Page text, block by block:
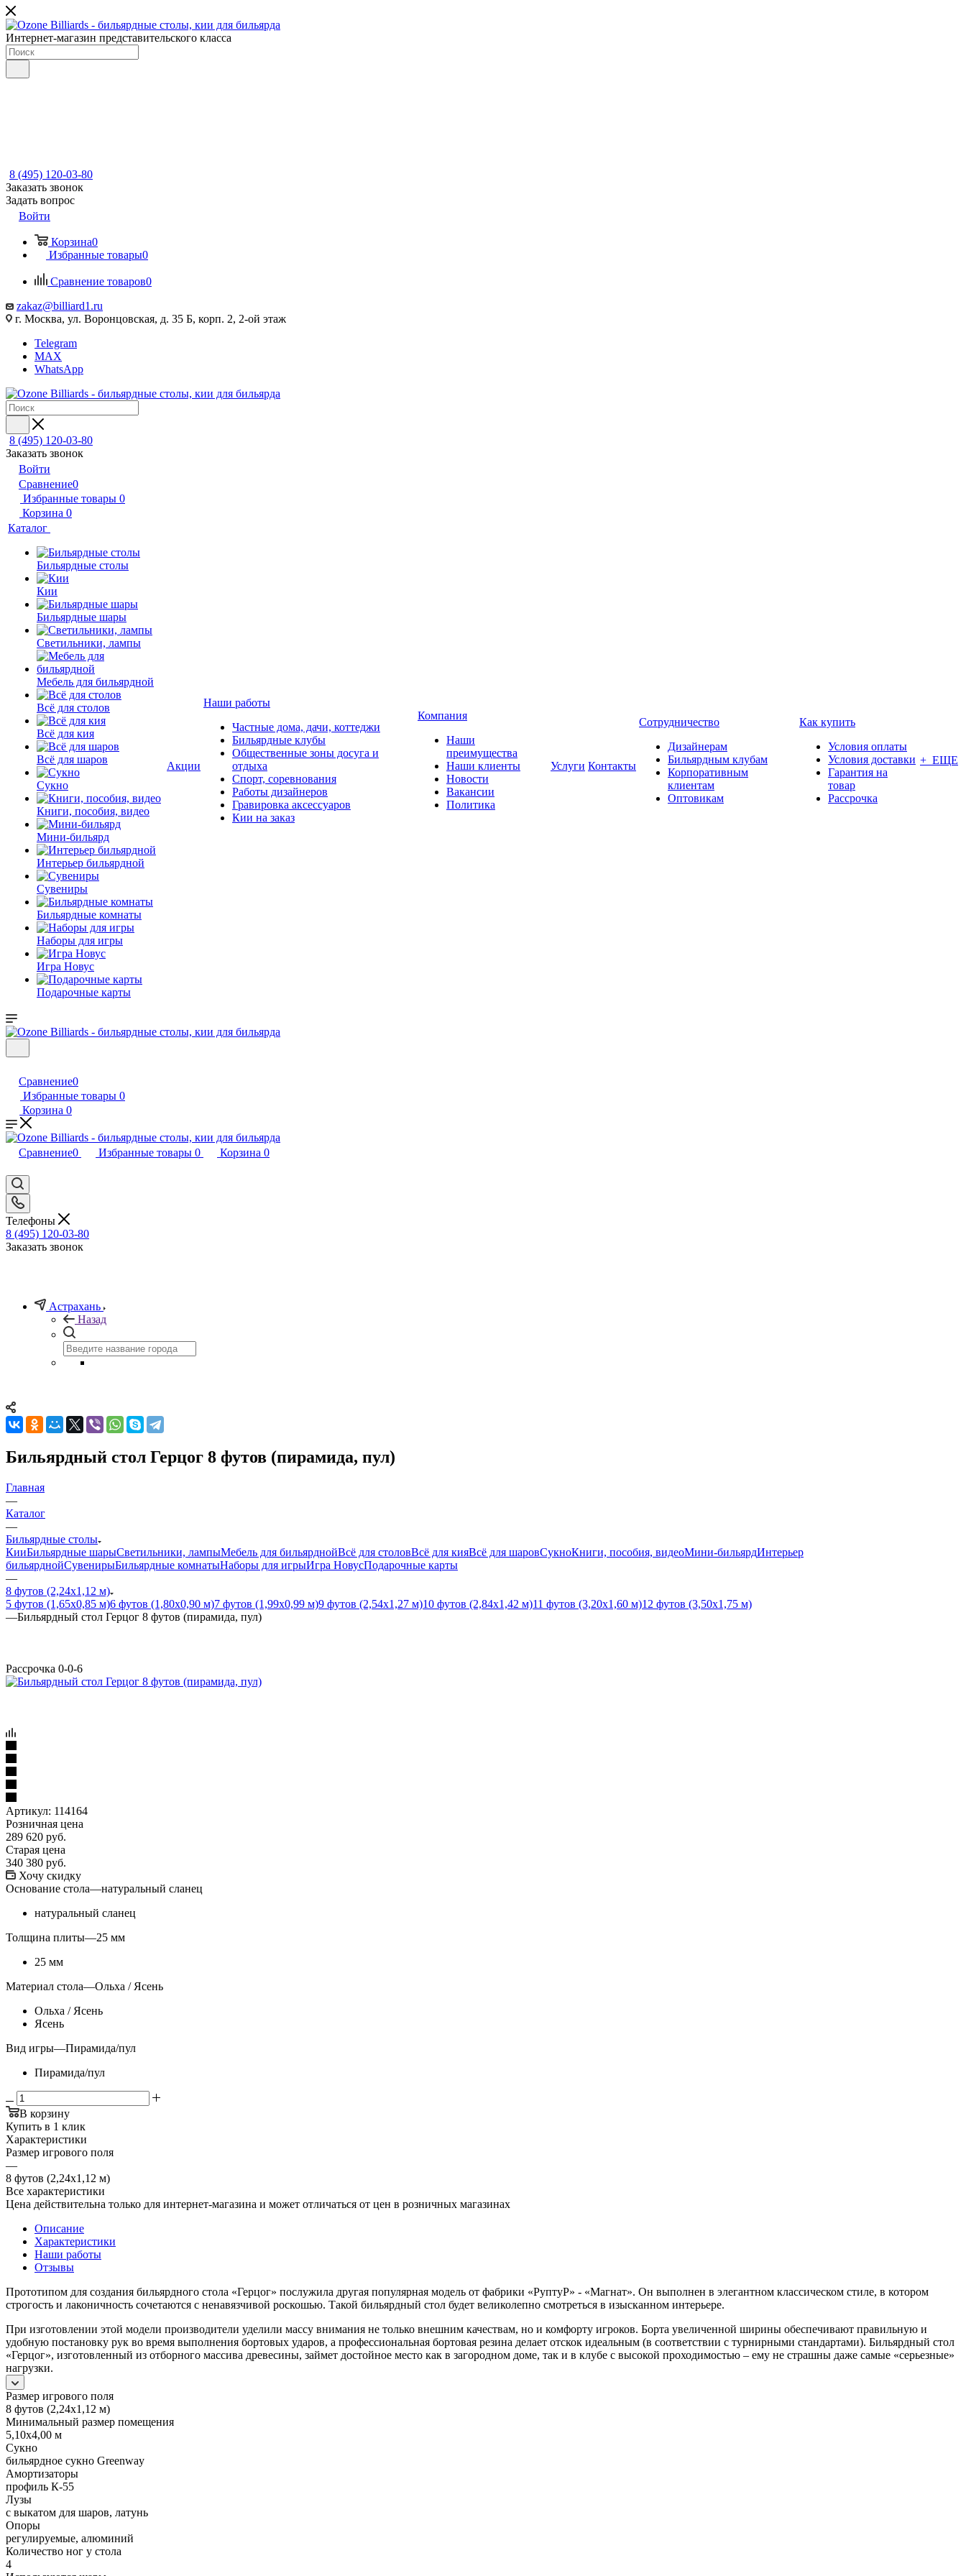
Интернет-магазин представительского класса
8 (495) 120-03-80
Заказать звонок
Задать вопрос
Войти
Корзина0
Избранные товары0
Сравнение товаров0
zakaz@billiard1.ru
г. Москва, ул. Воронцовская, д. 35 Б, корп. 2, 2-ой этаж
Telegram
MAX
WhatsApp
8 (495) 120-03-80
Заказать звонок
Войти
Сравнение0
Избранные товары 0
Корзина 0
Каталог
Бильярдные столы
Кии
Бильярдные шары
Светильники, лампы
Мебель для бильярдной
Всё для столов
Всё для кия
Всё для шаров
Сукно
Книги, пособия, видео
Мини-бильярд
Интерьер бильярдной
Сувениры
Бильярдные комнаты
Наборы для игры
Игра Новус
Подарочные карты
Акции
Наши работы
Частные дома, дачи, коттеджи
Бильярдные клубы
Общественные зоны досуга и
отдыха
Спорт, соревнования
Работы дизайнеров
Гравировка аксессуаров
Кии на заказ
Компания
Наши
преимущества
Наши клиенты
Новости
Вакансии
Политика
Услуги Контакты
Сотрудничество
Дизайнерам
Бильярдным клубам
Корпоративным
клиентам
Оптовикам
Как купить
Условия оплаты
Условия доставки
Гарантия на
товар
Рассрочка
+ ЕЩЕ
Сравнение0
Избранные товары 0
Корзина 0
Сравнение0 Избранные товары 0 Корзина 0
Телефоны
8 (495) 120-03-80
Заказать звонок
Астрахань
Назад
Бильярдный стол Герцог 8 футов (пирамида, пул)
Главная
—
Каталог
—
Бильярдные столы
КииБильярдные шарыСветильники, лампыМебель для бильярднойВсё для столовВсё для кияВсё для шаровСукноКниги, пособия, видеоМини-бильярдИнтерьер
бильярднойСувенирыБильярдные комнатыНаборы для игрыИгра НовусПодарочные карты
—
8 футов (2,24х1,12 м)
5 футов (1,65х0,85 м)6 футов (1,80х0,90 м)7 футов (1,99х0,99 м)9 футов (2,54х1,27 м)10 футов (2,84х1,42 м)11 футов (3,20х1,60 м)12 футов (3,50х1,75 м)
—Бильярдный стол Герцог 8 футов (пирамида, пул)
Рассрочка 0-0-6
Артикул: 114164
Розничная цена
289 620 руб.
Старая цена
340 380 руб.
Хочу скидку
Основание стола—натуральный сланец
натуральный сланец
Толщина плиты—25 мм
25 мм
Материал стола—Ольха / Ясень
Ольха / Ясень
Ясень
Вид игры—Пирамида/пул
Пирамида/пул
В корзину
Купить в 1 клик
Характеристики
Размер игрового поля
—
8 футов (2,24х1,12 м)
Все характеристики
Цена действительна только для интернет-магазина и может отличаться от цен в розничных магазинах
Описание
Характеристики
Наши работы
Отзывы
Прототипом для создания бильярдного стола «Герцог» послужила другая популярная модель от фабрики «РуптуР» - «Магнат». Он выполнен в элегантном классическом стиле, в котором
строгость и лаконичность сочетаются с ненавязчивой роскошью. Такой бильярдный стол будет великолепно смотреться в изысканном интерьере.
При изготовлении этой модели производители уделили массу внимания не только внешним качествам, но и комфорту игроков. Борта увеличенной ширины обеспечивают правильную и
удобную постановку рук во время выполнения бортовых ударов, а профессиональная бортовая резина делает отскок идеальным (в соответствии с турнирными стандартами). Бильярдный стол
«Герцог», изготовленный из отборного массива древесины, займет достойное место как в загородном доме, так и в клубе с высокой проходимостью – ему не страшны даже самые «серьезные»
нагрузки.
Размер игрового поля
8 футов (2,24х1,12 м)
Минимальный размер помещения
5,10х4,00 м
Сукно
бильярдное сукно Greenway
Амортизаторы
профиль К-55
Лузы
с выкатом для шаров, латунь
Опоры
регулируемые, алюминий
Количество ног у стола
4